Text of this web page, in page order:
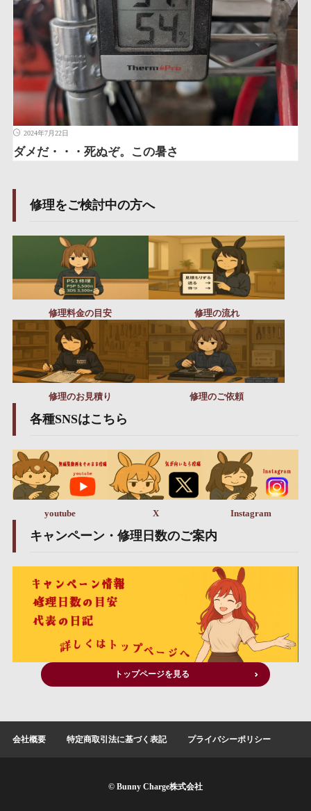
2024年7月22日
ダメだ・・・死ぬぞ。この暑さ
修理をご検討中の方へ
修理料金の目安 修理の流れ
修理のお見積り 修理のご依頼
各種SNSはこちら
youtube X Instagram
キャンペーン・修理日数のご案内
トップページを見る
会社概要 特定商取引法に基づく表記 プライバシーポリシー
© Bunny Charge株式会社